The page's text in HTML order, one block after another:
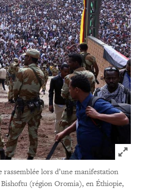
Click to
lors d’une manifestation
(région Oromia), en Éthiopie,